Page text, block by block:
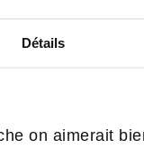
Détails
on aimerait